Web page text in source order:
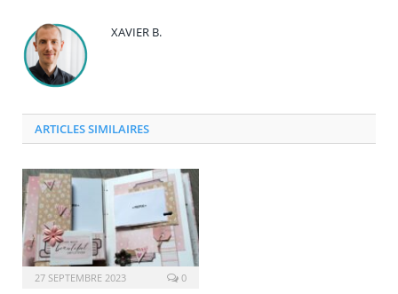
XAVIER B.
ARTICLES SIMILAIRES
27 SEPTEMBRE 2023 0